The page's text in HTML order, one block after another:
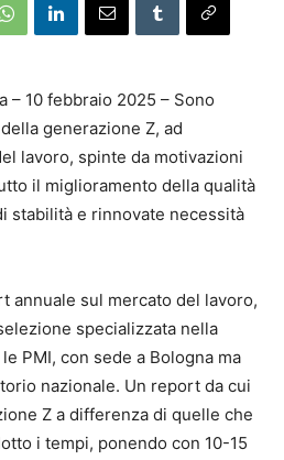
– 10 febbraio 2025 – Sono
generazione Z, ad
lavoro, spinte da motivazioni
il miglioramento della qualità
stabilità e rinnovate necessità
annuale sul mercato del lavoro,
specializzata nella
PMI, con sede a Bologna ma
nazionale. Un report da cui
Z a differenza di quelle che
i tempi, ponendo con 10-15